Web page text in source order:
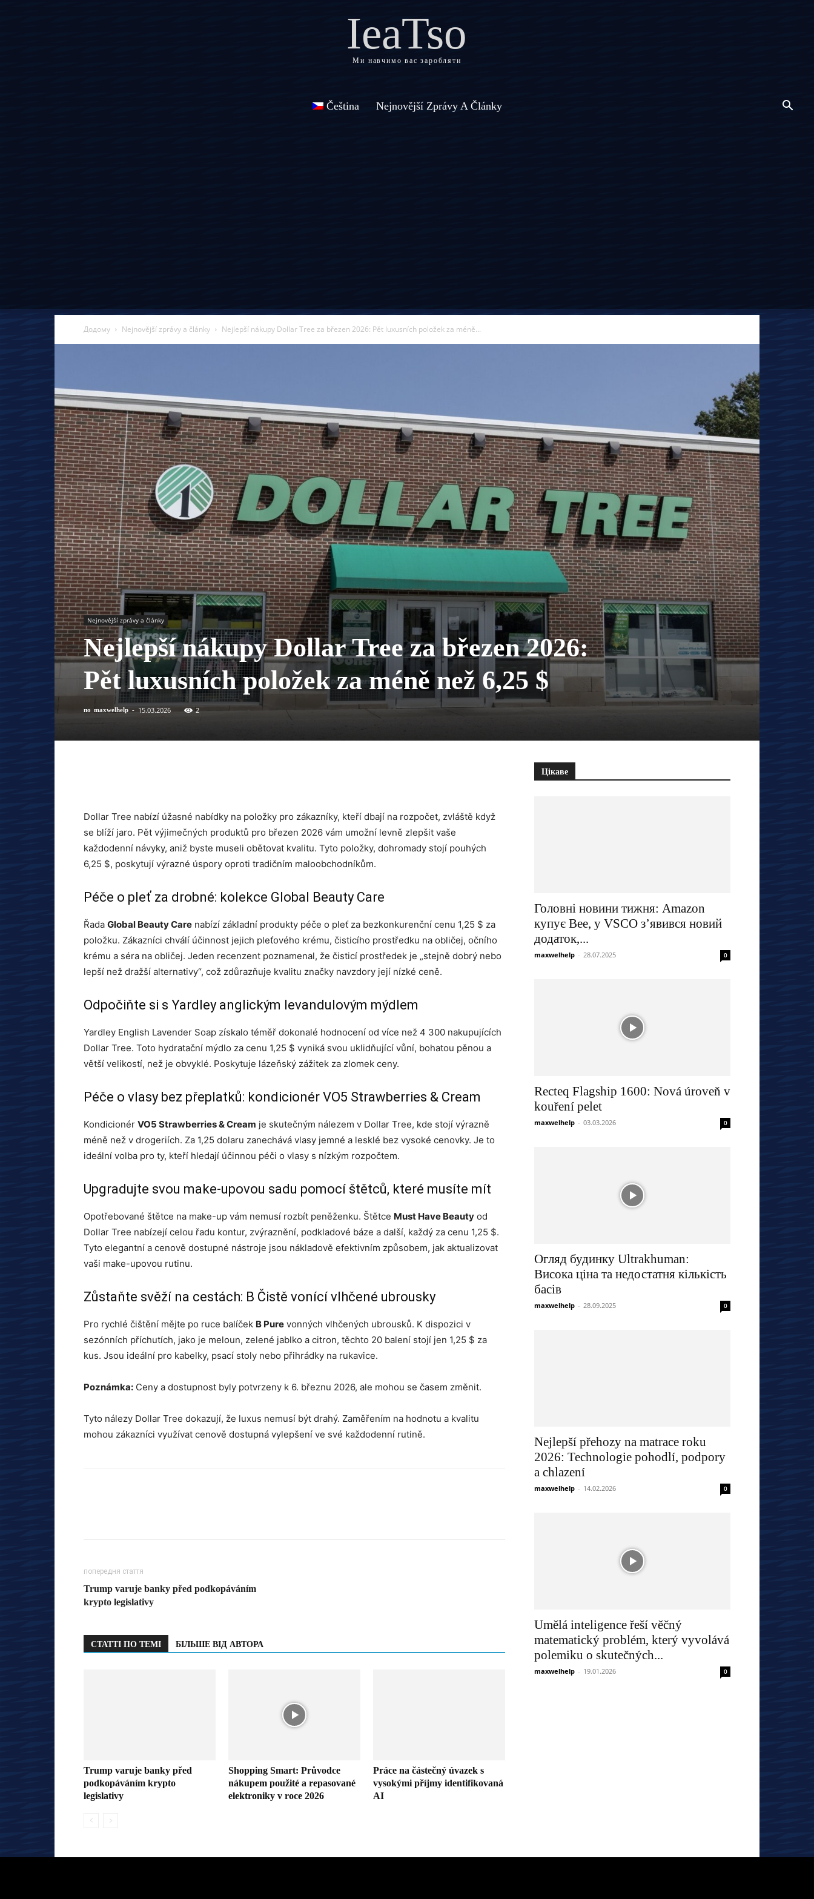
IeaTso
Ми навчимо вас заробляти
Čeština Nejnovější Zprávy A Články
Додому Nejnovější zprávy a články Nejlepší nákupy Dollar Tree za březen 2026: Pět luxusních položek za méně...
Nejnovější zprávy a články
Nejlepší nákupy Dollar Tree za březen 2026:
Pět luxusních položek za méně než 6,25 $
по maxwelhelp - 15.03.2026 2
Dollar Tree nabízí úžasné nabídky na položky pro zákazníky, kteří dbají na rozpočet, zvláště když
se blíží jaro. Pět výjimečných produktů pro březen 2026 vám umožní levně zlepšit vaše
každodenní návyky, aniž byste museli obětovat kvalitu. Tyto položky, dohromady stojí pouhých
6,25 $, poskytují výrazné úspory oproti tradičním maloobchodníkům.
Péče o pleť za drobné: kolekce Global Beauty Care
Řada Global Beauty Care nabízí základní produkty péče o pleť za bezkonkurenční cenu 1,25 $ za
položku. Zákazníci chválí účinnost jejich pleťového krému, čisticího prostředku na obličej, očního
krému a séra na obličej. Jeden recenzent poznamenal, že čisticí prostředek je „stejně dobrý nebo
lepší než dražší alternativy“, což zdůrazňuje kvalitu značky navzdory její nízké ceně.
Odpočiňte si s Yardley anglickým levandulovým mýdlem
Yardley English Lavender Soap získalo téměř dokonalé hodnocení od více než 4 300 nakupujících
Dollar Tree. Toto hydratační mýdlo za cenu 1,25 $ vyniká svou uklidňující vůní, bohatou pěnou a
větší velikostí, než je obvyklé. Poskytuje lázeňský zážitek za zlomek ceny.
Péče o vlasy bez přeplatků: kondicionér VO5 Strawberries & Cream
Kondicionér VO5 Strawberries & Cream je skutečným nálezem v Dollar Tree, kde stojí výrazně
méně než v drogeriích. Za 1,25 dolaru zanechává vlasy jemné a lesklé bez vysoké cenovky. Je to
ideální volba pro ty, kteří hledají účinnou péči o vlasy s nízkým rozpočtem.
Upgradujte svou make-upovou sadu pomocí štětců, které musíte mít
Opotřebované štětce na make-up vám nemusí rozbít peněženku. Štětce Must Have Beauty od
Dollar Tree nabízejí celou řadu kontur, zvýraznění, podkladové báze a další, každý za cenu 1,25 $.
Tyto elegantní a cenově dostupné nástroje jsou nákladově efektivním způsobem, jak aktualizovat
vaši make-upovou rutinu.
Zůstaňte svěží na cestách: B Čistě vonící vlhčené ubrousky
Pro rychlé čištění mějte po ruce balíček B Pure vonných vlhčených ubrousků. K dispozici v
sezónních příchutích, jako je meloun, zelené jablko a citron, těchto 20 balení stojí jen 1,25 $ za
kus. Jsou ideální pro kabelky, psací stoly nebo přihrádky na rukavice.
Poznámka: Ceny a dostupnost byly potvrzeny k 6. březnu 2026, ale mohou se časem změnit.
Tyto nálezy Dollar Tree dokazují, že luxus nemusí být drahý. Zaměřením na hodnotu a kvalitu
mohou zákazníci využívat cenově dostupná vylepšení ve své každodenní rutině.
попередня стаття
Trump varuje banky před podkopáváním
krypto legislativy
СТАТТІ ПО ТЕМІ БІЛЬШЕ ВІД АВТОРА
Trump varuje banky před
podkopáváním krypto
legislativy
Shopping Smart: Průvodce
nákupem použité a repasované
elektroniky v roce 2026
Práce na částečný úvazek s
vysokými příjmy identifikovaná
AI
Цікаве
Головні новини тижня: Amazon
купує Bee, у VSCO з’явився новий
додаток,...
maxwelhelp - 28.07.2025 0
Recteq Flagship 1600: Nová úroveň v
kouření pelet
maxwelhelp - 03.03.2026 0
Огляд будинку Ultrakhuman:
Висока ціна та недостатня кількість
басів
maxwelhelp - 28.09.2025 0
Nejlepší přehozy na matrace roku
2026: Technologie pohodlí, podpory
a chlazení
maxwelhelp - 14.02.2026 0
Umělá inteligence řeší věčný
matematický problém, který vyvolává
polemiku o skutečných...
maxwelhelp - 19.01.2026 0